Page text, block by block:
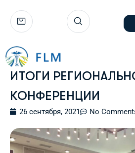
ИТОГИ
КОНФЕРЕНЦИИ
26 сентября, 2021 No